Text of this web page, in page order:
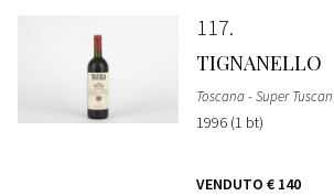
117
TIGNANELLO
Toscana - Super Tuscan
1996 (1 bt)
VENDUTO € 140